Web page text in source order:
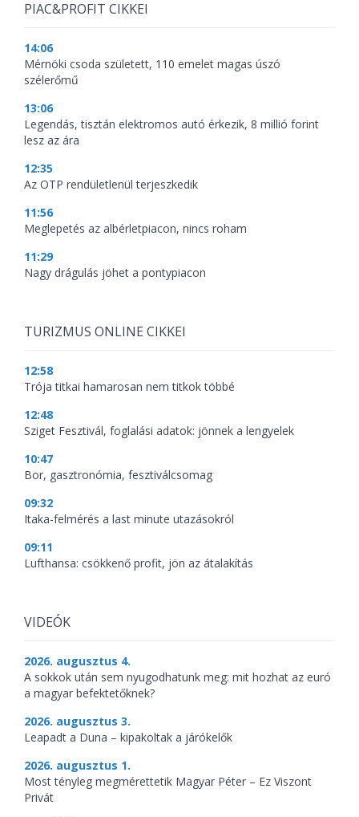
PIAC&PROFIT CIKKEI
14:06
Mérnöki csoda született, 110 emelet magas úszó
szélerőmű
13:06
Legendás, tisztán elektromos autó érkezik, 8 millió forint
lesz az ára
12:35
Az OTP rendületlenül terjeszkedik
11:56
Meglepetés az albérletpiacon, nincs roham
11:29
Nagy drágulás jöhet a pontypiacon
TURIZMUS ONLINE CIKKEI
12:58
Trója titkai hamarosan nem titkok többé
12:48
Sziget Fesztivál, foglalási adatok: jönnek a lengyelek
10:47
Bor, gasztronómia, fesztiválcsomag
09:32
Itaka-felmérés a last minute utazásokról
09:11
Lufthansa: csökkenő profit, jön az átalakítás
VIDEÓK
2026. augusztus 4.
A sokkok után sem nyugodhatunk meg: mit hozhat az euró
a magyar befektetőknek?
2026. augusztus 3.
Leapadt a Duna – kipakoltak a járókelők
2026. augusztus 1.
Most tényleg megmérettetik Magyar Péter – Ez Viszont
Privát